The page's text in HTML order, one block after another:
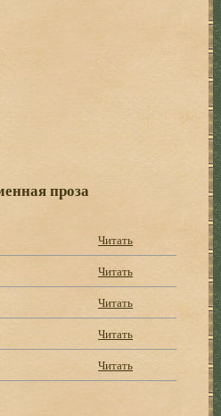
проза
Читать
Читать
Читать
Читать
Читать